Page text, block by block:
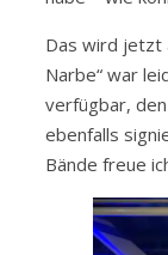
Das wird jetzt
Narbe“ war
verfügbar,
ebenfalls
Bände freue